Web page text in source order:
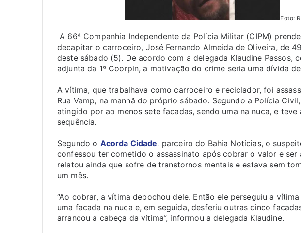
Foto:
A 66ª Companhia Independente da Polícia Militar (CIPM)
decapitar o carroceiro, José Fernando Almeida de Oliveira, de
deste sábado (5). De acordo com a delegada Klaudine Passos,
adjunta da 1ª Coorpin, a motivação do crime seria uma dívida de
A vítima, que trabalhava como carroceiro e reciclador, foi
Rua Vamp, na manhã do próprio sábado. Segundo a Polícia
atingido por ao menos sete facadas, sendo uma na nuca, e teve
sequência.
Segundo o Acorda Cidade, parceiro do Bahia Notícias, o
confessou ter cometido o assassinato após cobrar o valor e ser
relatou ainda que sofre de transtornos mentais e estava sem
um mês.
“Ao cobrar, a vítima debochou dele. Então ele perseguiu a
uma facada na nuca e, em seguida, desferiu outras cinco
arrancou a cabeça da vítima”, informou a delegada Klaudine.